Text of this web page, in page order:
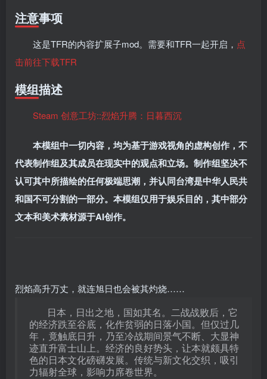
注意事项
这是TFR的内容扩展子mod。需要和TFR一起开启， 点
击前往下载TFR
模组描述
Steam 创意工坊::烈焰升腾：日暮西沉
本模组中一切内容，均为基于游戏视角的虚构创作，不
代表制作组及其成员在现实中的观点和立场。制作组坚决不
认可其中所描绘的任何极端思潮，并认同台湾是中华人民共
和国不可分割的一部分。本模组仅用于娱乐目的，其中部分
文本和美术素材源于AI创作。
烈焰高升万丈，就连旭日也会被其灼烧……
日本，日出之地，国如其名。二战战败后，它
的经济跌至谷底，化作贫弱的日落小国。但仅过几
年，竟触底日升，乃至冷战期间景气不断、大显神
迹直升富士山上。经济的良好势头，让本就颇具特
色的日本文化磅礴发展。传统与新文化交织，吸引
力辐射全球，影响力席卷世界。